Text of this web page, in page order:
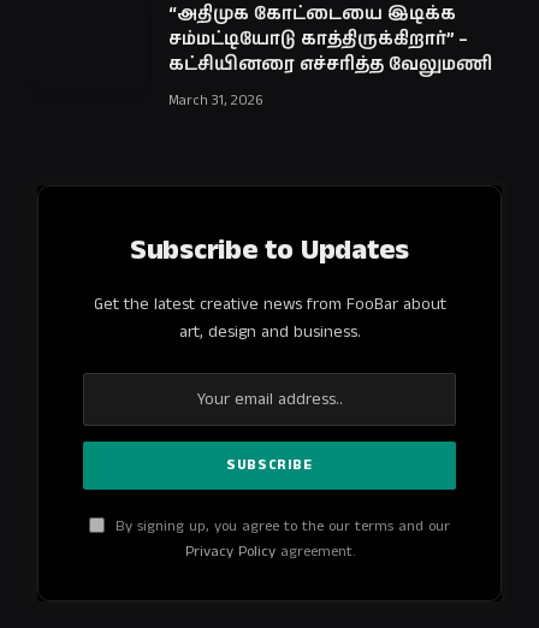
“அதிமுக கோட்டையை இடிக்க
சம்மட்டியோடு காத்திருக்கிறார்” –
கட்சியினரை எச்சரித்த வேலுமணி
March 31, 2026
Subscribe to Updates
Get the latest creative news from FooBar about
art, design and business.
By signing up, you agree to the our terms and our
Privacy Policyagreement.